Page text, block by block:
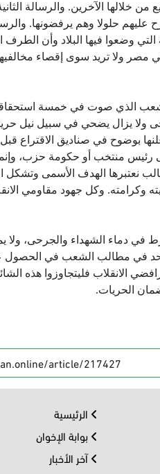
خلالها الآخرين. والرسالة
حلولا وهم يرفضونها.
وضعوا فيها البلاد وأن الطرف
ولا تريد سوى إقصاء
الشعب الذي صوت في خمسة
ولا يزال يضحي في سبيل نيل
بوضوح في صناديق الاقتراع قبل
منتخب أو حكومة حزب، وإنما
نعتبرها الهدف الأسمى وتشكل
وكرامته. وكل جهود مقاومي
في دماء الشهداء والجرحى، ولا
في مطالب الشعب في الحصول
الانقلاب فليتجاوزوا هذه
الحريات.
article/217427
الرئيسية
بوابة الإخوان
آخر الأخبار